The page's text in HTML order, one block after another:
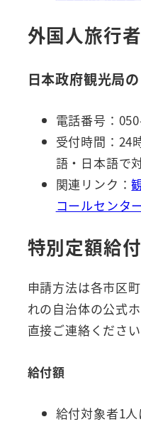
外国人旅行
日本政府観光局
電話番号：
受付時間：24
語・日本語で対
関連リンク：
コールセンタ
特別定額給
申請方法は各市区
れの自治体の公式
直接ご連絡ください
給付額
給付対象者1